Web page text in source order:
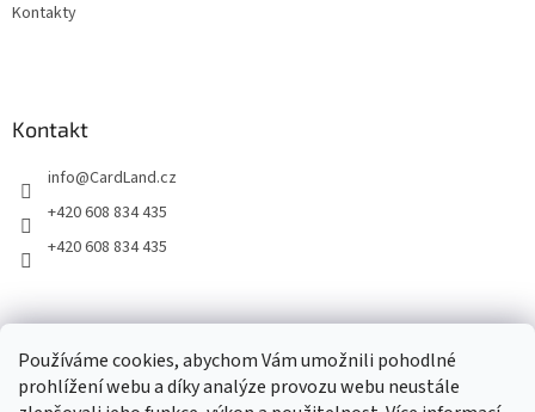
Používáme cookies, abychom Vám umožnili pohodlné
prohlížení webu a díky analýze provozu webu neustále
Kontakty
Kontakt
info@CardLand.cz
+420 608 834 435
+420 608 834 435